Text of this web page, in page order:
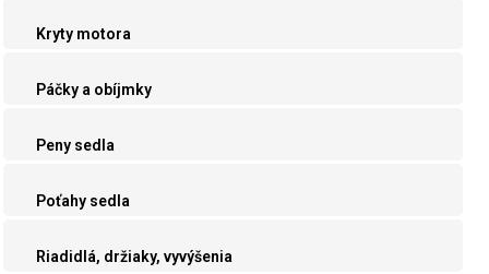
Kryty motora
Páčky a obíjmky
Peny sedla
Poťahy sedla
Riadidlá, držiaky, vyvýšenia